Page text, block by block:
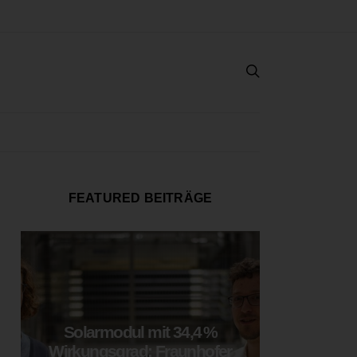
FEATURED BEITRÄGE
Solarmodul mit 34,4 %
Wirkungsgrad: Fraunhofer